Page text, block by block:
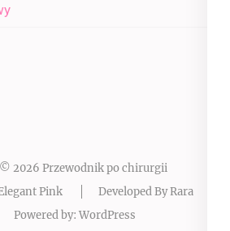
2026 Przewodnik po chirurgii
Pink Developed ByRara
Powered by: WordPress